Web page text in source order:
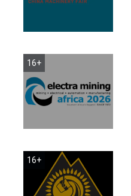
16+
16+